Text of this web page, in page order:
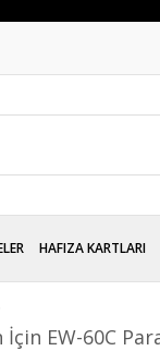
HAFIZA KARTLARI
İçin EW-60C